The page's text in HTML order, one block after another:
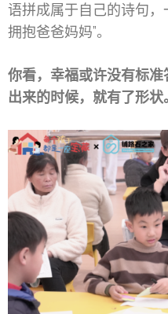
语拼成属于自己的诗句，
拥抱爸爸妈妈”。
你看，幸福或许没有标
出来的时候，就有了形状